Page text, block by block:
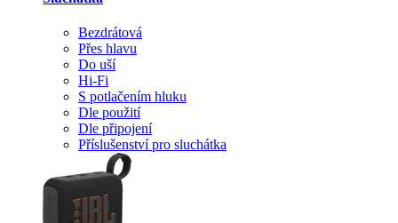
Bezdrátová
Přes hlavu
Do uší
Hi-Fi
S potlačením hluku
Dle použití
Dle připojení
Příslušenství pro sluchátka